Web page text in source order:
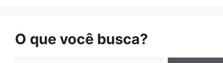
O que você busca?